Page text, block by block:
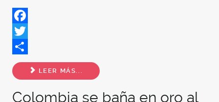
Facebook
Twitter
Share
LEER MÁS...
Colombia se baña en oro al